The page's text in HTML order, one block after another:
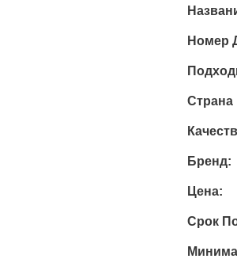
Номер
Страна
Бренд:
Цена:
Срок